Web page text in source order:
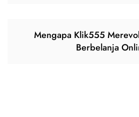
Mengapa Klik555
Berbelanja